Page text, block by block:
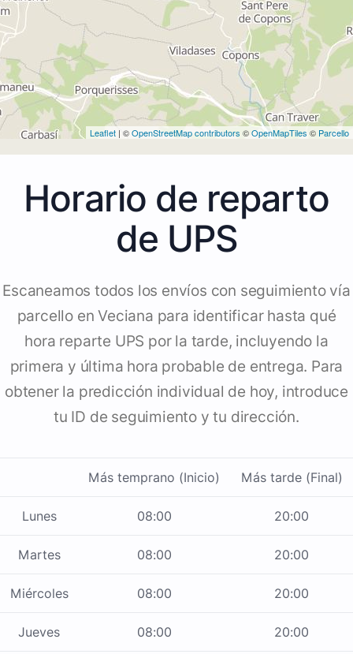
Leaflet | ©OpenStreetMap contributors ©OpenMapTiles © Parcello
Horario de reparto
de UPS
Escaneamos todos los envíos con seguimiento vía
parcello en Veciana para identificar hasta qué
hora reparte UPS por la tarde, incluyendo la
primera y última hora probable de entrega. Para
obtener la predicción individual de hoy, introduce
tu ID de seguimiento y tu dirección.
Más temprano (Inicio) Más tarde (Final)
Lunes 08:00 20:00
Martes 08:00 20:00
Miércoles 08:00 20:00
Jueves 08:00 20:00